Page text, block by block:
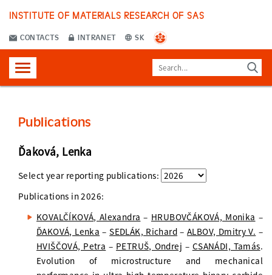
INSTITUTE OF MATERIALS RESEARCH OF SAS
CONTACTS INTRANET SK
Publications
Ďaková, Lenka
Select year reporting publications:
Publications in2026:
KOVALČÍKOVÁ, Alexandra – HRUBOVČÁKOVÁ, Monika –
ĎAKOVÁ, Lenka –SEDLÁK, Richard –ALBOV, Dmitry V. –
HVIŠČOVÁ, Petra – PETRUŠ, Ondrej – CSANÁDI, Tamás.
Evolution of microstructure and mechanical